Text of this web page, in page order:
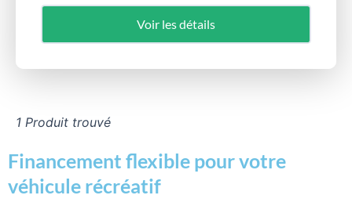
Voir les détails
1 Produit trouvé
Financement flexible pour votre
véhicule récréatif